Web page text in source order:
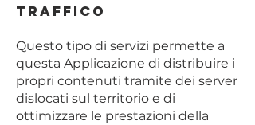
traffico
Questo tipo di servizi permette a
questa Applicazione di distribuire i
propri contenuti tramite dei server
dislocati sul territorio e di
ottimizzare le prestazioni della